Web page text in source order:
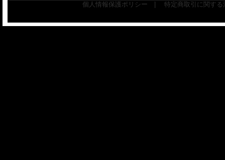
個人情報保護ポリシー 特定商取引に関す